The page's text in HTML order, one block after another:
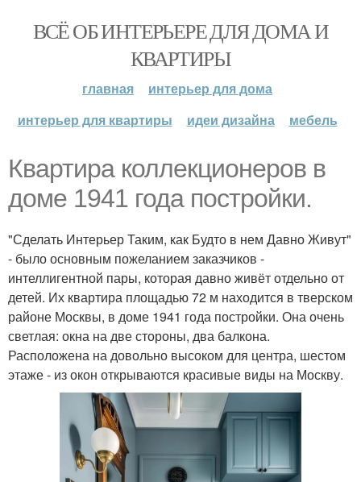
ВСЁ ОБ ИНТЕРЬЕРЕ ДЛЯ ДОМА И
КВАРТИРЫ
главная
интерьер для дома
интерьер для квартиры
идеи дизайна мебель
Квартира коллекционеров в
доме 1941 года постройки.
"Сделать Интерьер Таким, как Будто в нем Давно Живут"
- было основным пожеланием заказчиков -
интеллигентной пары, которая давно живёт отдельно от
детей. Их квартира площадью 72 м находится в тверском
районе Москвы, в доме 1941 года постройки. Она очень
светлая: окна на две стороны, два балкона.
Расположена на довольно высоком для центра, шестом
этаже - из окон открываются красивые виды на Москву.